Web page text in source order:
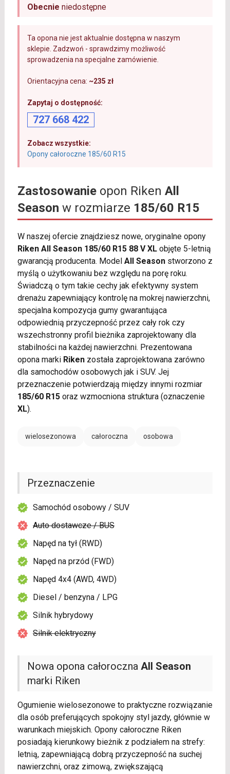
Obecnie niedostępne
Ta opona nie jest aktualnie dostępna w naszym
sklepie. Zadzwoń - sprawdzimy możliwość
sprowadzenia na specjalne zamówienie.
Orientacyjna cena: ~235 zł
Zapytaj o dostępność:
727 668 422
Zobacz wszystkie:
Opony całoroczne 185/60 R15
Zastosowanieopon Riken All
Season w rozmiarze 185/60 R15
W naszej ofercie znajdziesz nowe, oryginalne opony
Riken All Season 185/60 R15 88 V XLobjęte 5-letnią
gwarancją producenta. Model All Seasonstworzono z
myślą o użytkowaniu bez względu na porę roku.
Świadczą o tym takie cechy jak efektywny system
drenażu zapewniający kontrolę na mokrej nawierzchni,
specjalna kompozycja gumy gwarantująca
odpowiednią przyczepność przez cały rok czy
wszechstronny profil bieżnika zaprojektowany dla
stabilności na każdej nawierzchni. Prezentowana
opona marki Rikenzostała zaprojektowana zarówno
dla samochodów osobowych jak i SUV. Jej
przeznaczenie potwierdzają między innymi rozmiar
185/60 R15oraz wzmocniona struktura (oznaczenie
XL).
wielosezonowa całoroczna osobowa
Nowa opona całoroczna All Season
marki Riken
Ogumienie wielosezonowe to praktyczne rozwiązanie
dla osób preferujących spokojny styl jazdy, głównie w
warunkach miejskich. Opony całoroczne Riken
posiadają kierunkowy bieżnik z podziałem na strefy:
letnią, zapewniającą dobrą przyczepność na suchej
nawierzchni, oraz zimową, zwiększającą
Przeznaczenie
Samochód osobowy / SUV
Auto dostawcze / BUS
Napęd na tył (RWD)
Napęd na przód (FWD)
Napęd 4x4 (AWD, 4WD)
Diesel / benzyna / LPG
Silnik hybrydowy
Silnik elektryczny